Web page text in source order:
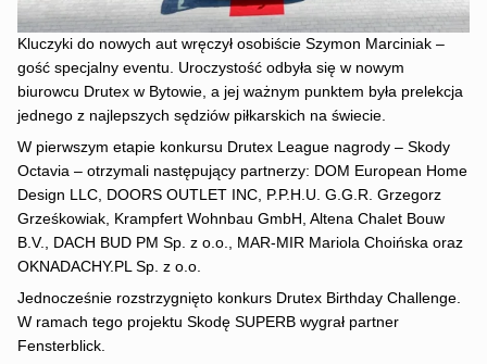
Kluczyki do nowych aut wręczył osobiście Szymon Marciniak –
gość specjalny eventu. Uroczystość odbyła się w nowym
biurowcu Drutex w Bytowie, a jej ważnym punktem była prelekcja
jednego z najlepszych sędziów piłkarskich na świecie.
W pierwszym etapie konkursu Drutex League nagrody – Skody
Octavia – otrzymali następujący partnerzy: DOM European Home
Design LLC, DOORS OUTLET INC, P.P.H.U. G.G.R. Grzegorz
Grześkowiak, Krampfert Wohnbau GmbH, Altena Chalet Bouw
B.V., DACH BUD PM Sp. z o.o., MAR-MIR Mariola Choińska oraz
OKNADACHY.PL Sp. z o.o.
Jednocześnie rozstrzygnięto konkurs Drutex Birthday Challenge.
W ramach tego projektu Skodę SUPERB wygrał partner
Fensterblick.